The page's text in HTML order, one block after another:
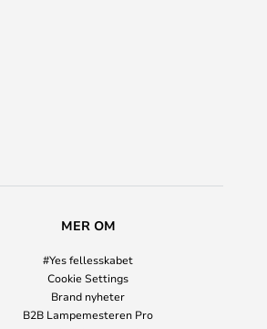
MER OM
#Yes fellesskabet
Cookie Settings
Brand nyheter
B2B Lampemesteren Pro